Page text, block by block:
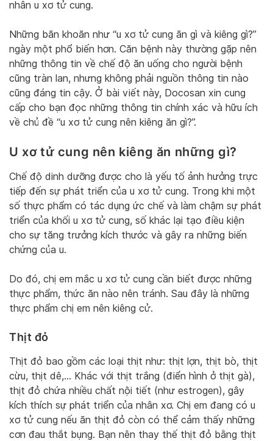
nhân u xơ tử cung.
Những băn khoăn như “u xơ tử cung ăn gì và kiêng gì?”
ngày một phổ biến hơn. Căn bệnh này thường gặp nên
những thông tin về chế độ ăn uống cho người bệnh
cũng tràn lan, nhưng không phải nguồn thông tin nào
cũng đáng tin cậy. Ở bài viết này, Docosan xin cung
cấp cho bạn đọc những thông tin chính xác và hữu ích
về chủ đề “u xơ tử cung nên kiêng ăn gì?”.
U xơ tử cung nên kiêng ăn những gì?
Chế độ dinh dưỡng được cho là yếu tố ảnh hưởng trực
tiếp đến sự phát triển của u xơ tử cung. Trong khi một
số thực phẩm có tác dụng ức chế và làm chậm sự phát
triển của khối u xơ tử cung, số khác lại tạo điều kiện
cho sự tăng trưởng kích thước và gây ra những biến
chứng của u.
Do đó, chị em mắc u xơ tử cung cần biết được những
thực phẩm, thức ăn nào nên tránh. Sau đây là những
thực phẩm chị em nên kiêng cử.
Thịt đỏ
Thịt đỏ bao gồm các loại thịt như: thịt lợn, thịt bò, thịt
cừu, thịt dê,… Khác với thịt trắng (điển hình ở thịt gà),
thịt đỏ chứa nhiều chất nội tiết (như estrogen), gây
kích thích sự phát triển của nhân xơ. Chị em đang có u
xơ tử cung nếu ăn thịt đỏ còn có thể cảm thấy những
cơn đau thắt bụng. Bạn nên thay thế thịt đỏ bằng thịt